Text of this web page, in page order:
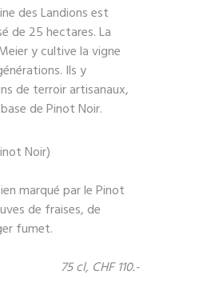
des Landions est
de 25 hectares. La
y cultive la vigne
Ils y
de terroir artisanaux,
de Pinot Noir.
Noir)
marqué par le Pinot
de fraises, de
fumet.
75 cl, CHF 110.-